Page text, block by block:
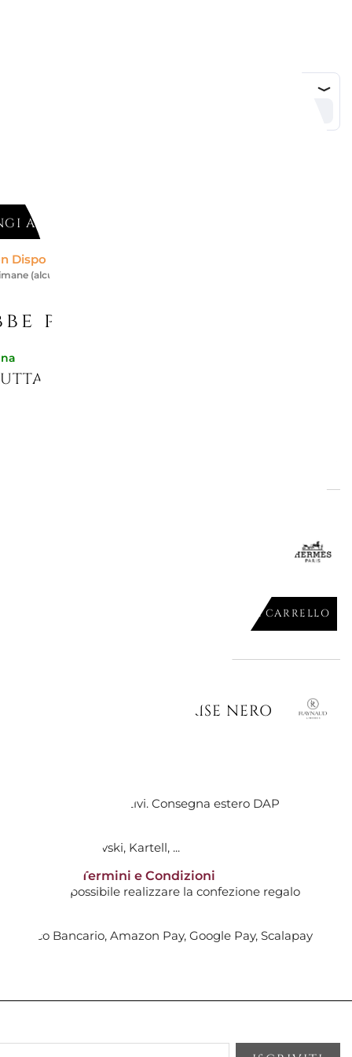
AL CARRELLO
Disponibile *
(alcuni brand richiedono più tempo)
piacerti
22CM H DECO 37107
AGGIUNGI AL CARRELLO
22 CM MINERAL IRISE NERO
22 CM 113822 TRES/FLEURI
costi aggiuntivi. Consegna estero DAP
: Hermès, Swarovski, Kartell, ...
14 giorni* | Termini e Condizioni
non sarà possibile realizzare la confezione regalo
Bancario, Amazon Pay, Google Pay, Scalapay